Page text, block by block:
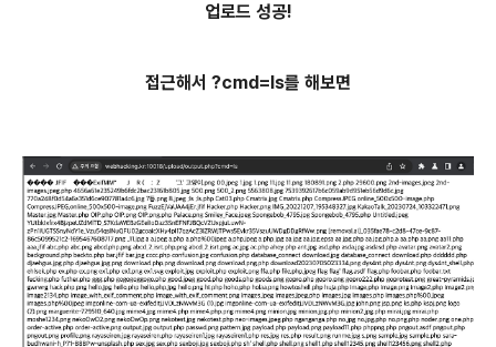
업로드 성공!
접근해서 ?cmd=ls를 해보면